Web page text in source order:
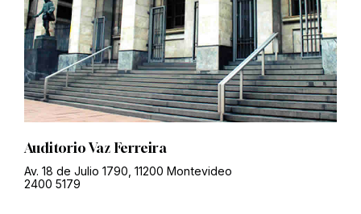
Auditorio Vaz Ferreira
Av. 18 de Julio 1790, 11200 Montevideo
2400 5179